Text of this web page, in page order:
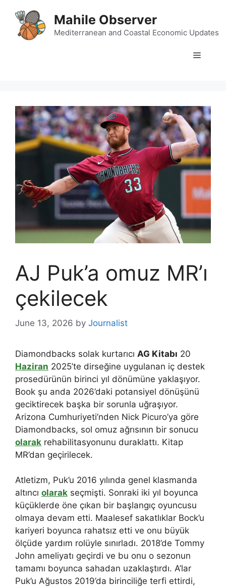
content
Mahile Observer
Mediterranean and Coastal Economic Updates
Menu
AJ Puk’a omuz MR’ı
çekilecek
June 13, 2026 by Journalist
Diamondbacks solak kurtarıcı AG Kitabı 20
Haziran 2025’te dirseğine uygulanan iç destek
prosedürünün birinci yıl dönümüne yaklaşıyor.
Book şu anda 2026’daki potansiyel dönüşünü
geciktirecek başka bir sorunla uğraşıyor.
Arizona Cumhuriyeti’nden Nick Picuro’ya göre
Diamondbacks, sol omuz ağrısının bir sonucu
olarak rehabilitasyonunu duraklattı. Kitap
MR’dan geçirilecek.
Atletizm, Puk’u 2016 yılında genel klasmanda
altıncı olarak seçmişti. Sonraki iki yıl boyunca
küçüklerde öne çıkan bir başlangıç ​​oyuncusu
olmaya devam etti. Maalesef sakatlıklar Bock’u
kariyeri boyunca rahatsız etti ve onu büyük
ölçüde yardım rolüyle sınırladı. 2018’de Tommy
John ameliyatı geçirdi ve bu onu o sezonun
tamamı boyunca sahadan uzaklaştırdı. A’lar
Puk’u Ağustos 2019’da birinciliğe terfi ettirdi,